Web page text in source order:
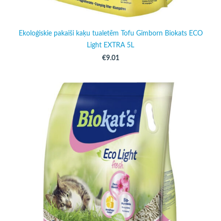
Ekoloģiskie pakaiši kaķu tualetēm Tofu Gimborn Biokats ECO
Light EXTRA 5L
€9.01